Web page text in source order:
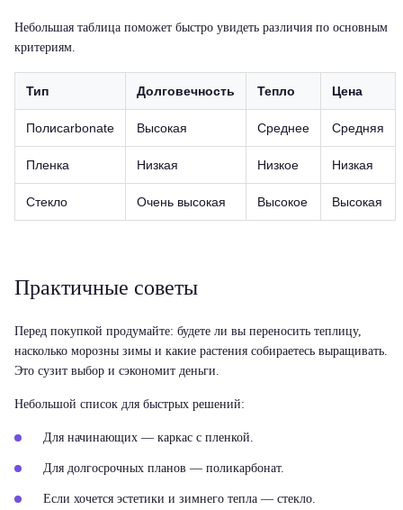
Небольшая таблица поможет быстро увидеть различия по основным
критериям.
Тип Долговечность Тепло Цена
Полиcarbonate Высокая Среднее Средняя
Пленка Низкая Низкое Низкая
Стекло Очень высокая Высокое Высокая
Практичные советы
Перед покупкой продумайте: будете ли вы переносить теплицу,
насколько морозны зимы и какие растения собираетесь выращивать.
Это сузит выбор и сэкономит деньги.
Небольшой список для быстрых решений:
Для начинающих — каркас с пленкой.
Для долгосрочных планов — поликарбонат.
Если хочется эстетики и зимнего тепла — стекло.